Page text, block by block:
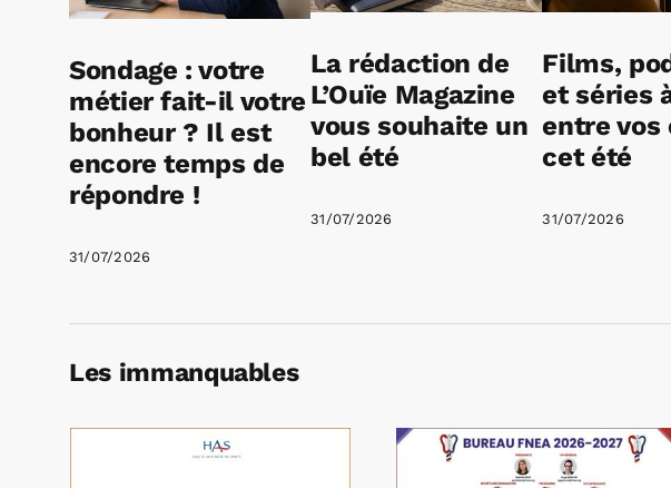
Sondage : votre
métier fait-il votre
bonheur ? Il est
encore temps de
répondre !
31/07/2026
La rédaction de
L’Ouïe Magazine
vous souhaite un
bel été
31/07/2026
Films,
et séries
entre vos
cet été
31/07/2026
Les immanquables